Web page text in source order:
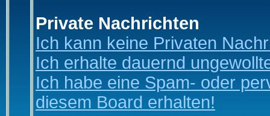
Private Nachrichten
Ich kann keine Privaten
Ich erhalte dauernd
Ich habe eine Spam- oder
diesem Board erhalten!